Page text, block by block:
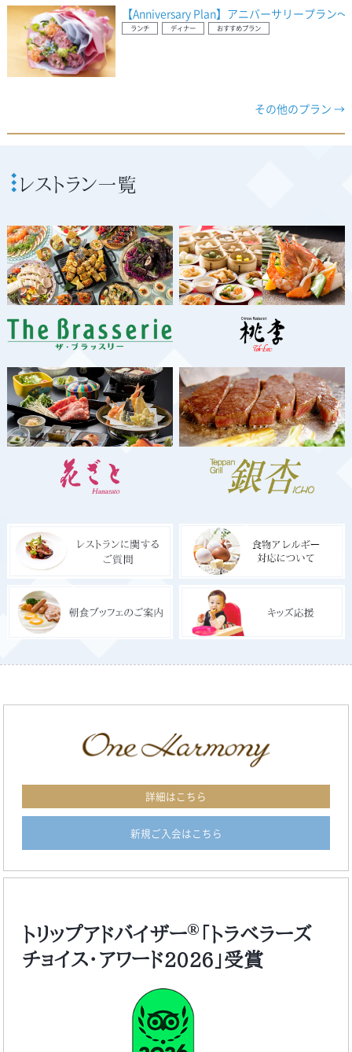
【Anniversary Plan】アニバーサリープラン
ランチ ディナー おすすめプラン
その他のプラン →
レストラン一覧
詳細はこちら
新規ご入会はこちら
トリップアドバイザー®
「トラベラーズ
チョイス・アワード2026」受賞